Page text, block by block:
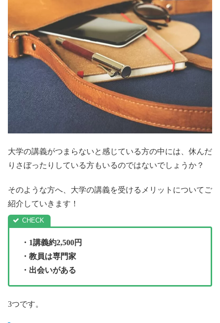
大学の講義がつまらないと感じている方の中には、休んだ
りさぼったりしている方もいるのではないでしょうか？
そのような方へ、大学の講義を受けるメリットについてご
紹介していきます！
・1講義約2,500円
・教員は専門家
・出会いがある
3つです。